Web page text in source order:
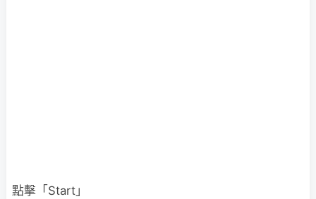
點擊「Start」